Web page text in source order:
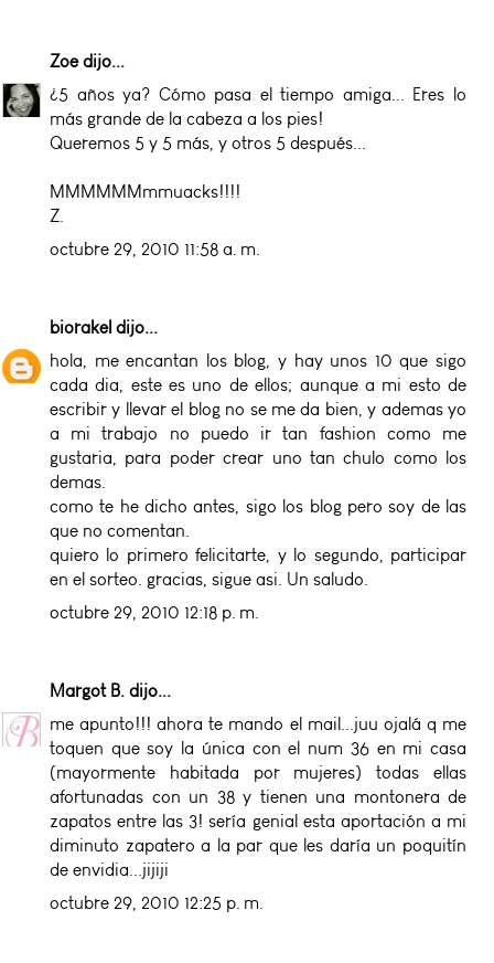
Zoedijo...
¿5 años ya? Cómo pasa el tiempo amiga... Eres lo
más grande de la cabeza a los pies!
Queremos 5 y 5 más, y otros 5 después...
MMMMMMmmuacks!!!!
Z.
octubre 29, 2010 11:58 a. m.
biorakel dijo...
hola, me encantan los blog, y hay unos 10 que sigo
cada dia, este es uno de ellos; aunque a mi esto de
escribir y llevar el blog no se me da bien, y ademas yo
a mi trabajo no puedo ir tan fashion como me
gustaria, para poder crear uno tan chulo como los
demas.
como te he dicho antes, sigo los blog pero soy de las
que no comentan.
quiero lo primero felicitarte, y lo segundo, participar
en el sorteo. gracias, sigue asi. Un saludo.
octubre 29, 2010 12:18 p. m.
Margot B. dijo...
me apunto!!! ahora te mando el mail...juu ojalá q me
toquen que soy la única con el num 36 en mi casa
(mayormente habitada por mujeres) todas ellas
afortunadas con un 38 y tienen una montonera de
zapatos entre las 3! sería genial esta aportación a mi
diminuto zapatero a la par que les daría un poquitín
de envidia...jijiji
octubre 29, 2010 12:25 p. m.